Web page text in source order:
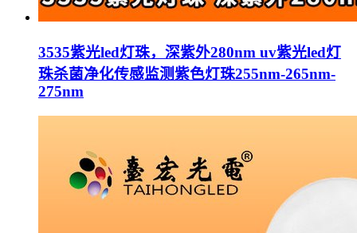
3535紫光led灯珠，深紫外280nm uv紫光led灯
珠杀菌净化传感监测紫色灯珠255nm-265nm-
275nm